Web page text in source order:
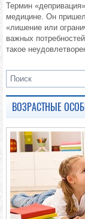
Термин
медицине. Он пришел
«лишение или
важных
такое
ВОЗРАСТНЫЕ